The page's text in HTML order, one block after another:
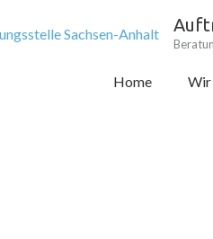
Home Wir